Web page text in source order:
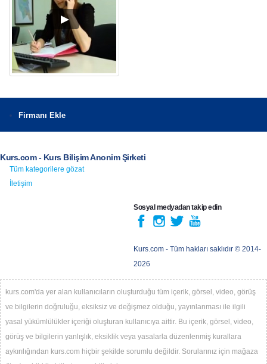
Firmanı Ekle
Kurs.com - Kurs Bilişim Anonim Şirketi
Tüm kategorilere gözat
İletişim
Sosyal medyadan takip edin
Kurs.com - Tüm hakları saklıdır © 2014-
2026
kurs.com'da yer alan kullanıcıların oluşturduğu tüm içerik, görsel, video, görüş
ve bilgilerin doğruluğu, eksiksiz ve değişmez olduğu, yayınlanması ile ilgili
yasal yükümlülükler içeriği oluşturan kullanıcıya aittir. Bu içerik, görsel, video,
görüş ve bilgilerin yanlışlık, eksiklik veya yasalarla düzenlenmiş kurallara
aykırılığından kurs.com hiçbir şekilde sorumlu değildir. Sorularınız için mağaza